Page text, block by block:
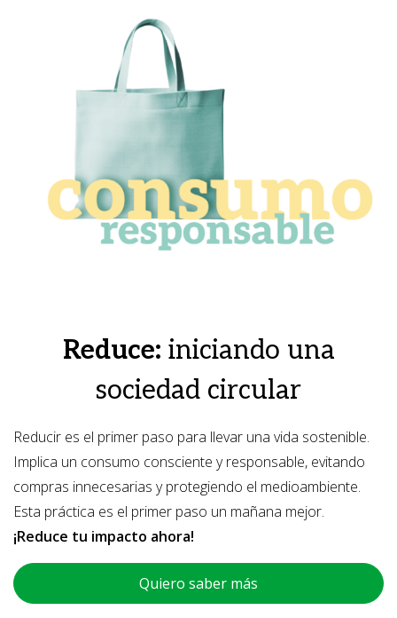
Reduce: iniciando una
sociedad circular
Reducir es el primer paso para llevar una vida sostenible.
Implica un consumo consciente y responsable, evitando
compras innecesarias y protegiendo el medioambiente.
Esta práctica es el primer paso un mañana mejor.
¡Reduce tu impacto ahora!
Quiero saber más